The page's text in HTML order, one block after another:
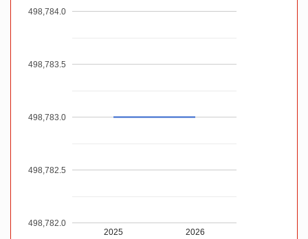
2025 2026
498,782.0
498,782.5
498,783.0
498,783.5
498,784.0